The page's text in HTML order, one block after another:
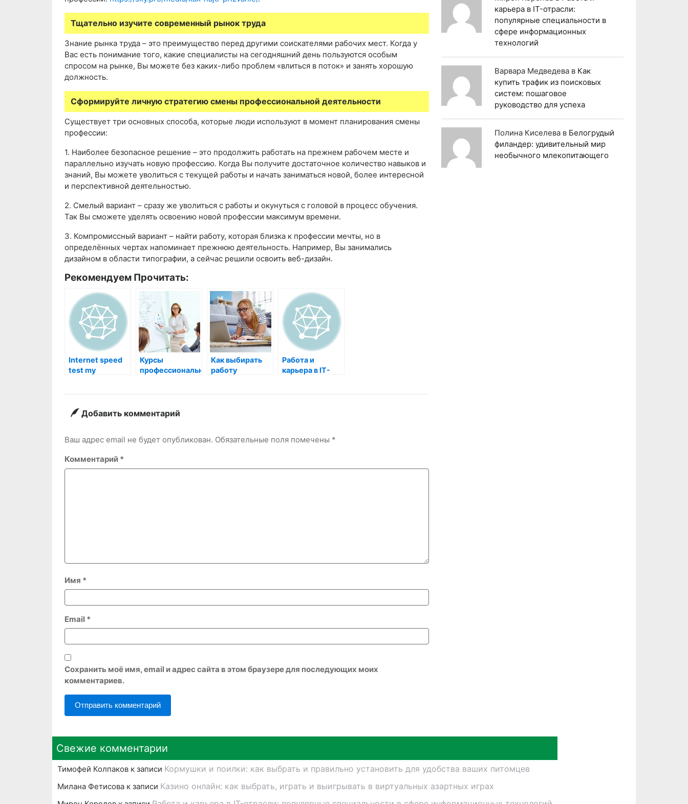
Тщательно изучите современный рынок труда
Знание рынка труда – это преимущество перед другими соискателями рабочих мест. Когда у
Вас есть понимание того, какие специалисты на сегодняшний день пользуются особым
спросом на рынке, Вы можете без каких-либо проблем «влиться в поток» и занять хорошую
должность.
Сформируйте личную стратегию смены профессиональной деятельности
Существует три основных способа, которые люди используют в момент планирования смены
профессии:
1. Наиболее безопасное решение – это продолжить работать на прежнем рабочем месте и
параллельно изучать новую профессию. Когда Вы получите достаточное количество навыков и
знаний, Вы можете уволиться с текущей работы и начать заниматься новой, более интересной
и перспективной деятельностью.
2. Смелый вариант – сразу же уволиться с работы и окунуться с головой в процесс обучения.
Так Вы сможете уделять освоению новой профессии максимум времени.
3. Компромиссный вариант – найти работу, которая близка к профессии мечты, но в
определённых чертах напоминает прежнюю деятельность. Например, Вы занимались
дизайном в области типографии, а сейчас решили освоить веб-дизайн.
Рекомендуем Прочитать:
Internet speed
test my
Курсы
профессиональной
Как выбирать
работу
Работа и
карьера в IT-
Добавить комментарий
Ваш адрес email не будет опубликован. Обязательные поля помечены *
Комментарий *
Имя *
Email *
Сохранить моё имя, email и адрес сайта в этом браузере для последующих моих
комментариев.
карьера в IT-отрасли:
популярные специальности в
сфере информационных
технологий
Варвара Медведева в Как
купить трафик из поисковых
систем: пошаговое
руководство для успеха
Полина Киселева в Белогрудый
филандер: удивительный мир
необычного млекопитающего
Свежие комментарии
Тимофей Колпаков к записи Кормушки и поилки: как выбрать и правильно установить для удобства ваших питомцев
Милана Фетисова к записи Казино онлайн: как выбрать, играть и выигрывать в виртуальных азартных играх